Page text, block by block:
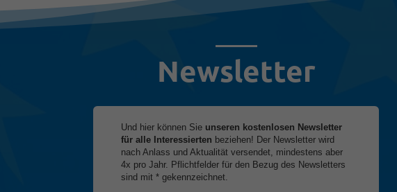
Newsletter
Und hier können Sie unseren kostenlosen Newsletter
für alle Interessierten beziehen! Der Newsletter wird
nach Anlass und Aktualität versendet, mindestens aber
4x pro Jahr. Pflichtfelder für den Bezug des Newsletters
sind mit * gekennzeichnet.